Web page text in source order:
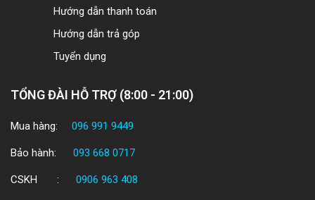
Hướng dẫn thanh toán
Hướng dẫn trả góp
Tuyển dụng
TỔNG ĐÀI HỖ TRỢ (8:00 - 21:00)
Mua hàng: 096 991 9449
Bảo hành: 093 668 0717
CSKH : 0906 963 408